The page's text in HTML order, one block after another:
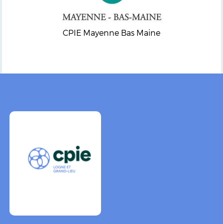
CPIE Mayenne Bas Maine